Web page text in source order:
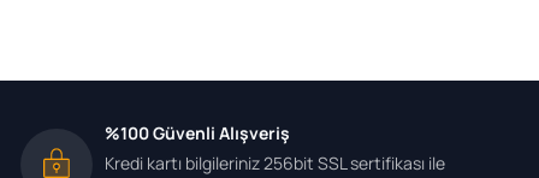
%100 Güvenli Alışveriş
Kredi kartı bilgileriniz 256bit SSL sertifikası ile